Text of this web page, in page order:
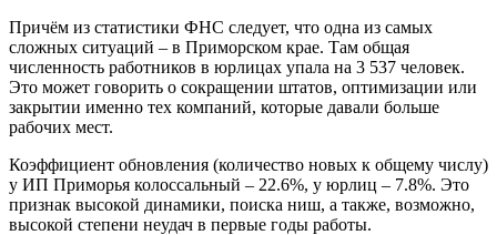
Причём из статистики ФНС следует, что одна из самых
сложных ситуаций – в Приморском крае. Там общая
численность работников в юрлицах упала на 3 537 человек.
Это может говорить о сокращении штатов, оптимизации или
закрытии именно тех компаний, которые давали больше
рабочих мест.
Коэффициент обновления (количество новых к общему числу)
у ИП Приморья колоссальный – 22.6%, у юрлиц – 7.8%. Это
признак высокой динамики, поиска ниш, а также, возможно,
высокой степени неудач в первые годы работы.